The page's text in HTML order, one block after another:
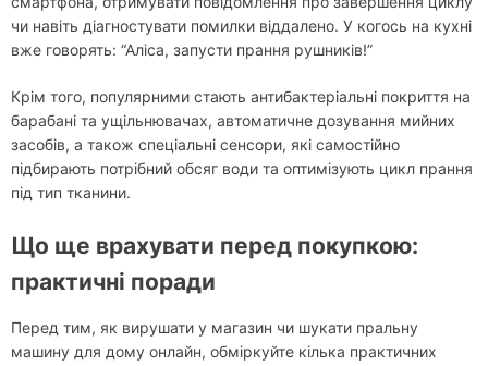
чи навіть діагностувати помилки віддалено. У когось на кухні
вже говорять: “Аліса, запусти прання рушників!”
Крім того, популярними стають антибактеріальні покриття на
барабані та ущільнювачах, автоматичне дозування мийних
засобів, а також спеціальні сенсори, які самостійно
підбирають потрібний обсяг води та оптимізують цикл прання
під тип тканини.
Що ще врахувати перед покупкою:
практичні поради
Перед тим, як вирушати у магазин чи шукати пральну
машину для дому онлайн, обміркуйте кілька практичних